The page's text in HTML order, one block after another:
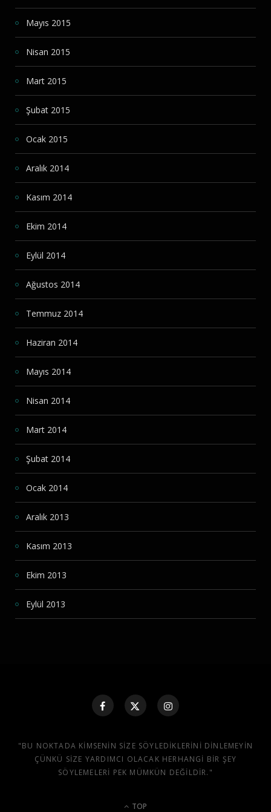
Mayıs 2015
Nisan 2015
Mart 2015
Şubat 2015
Ocak 2015
Aralık 2014
Kasım 2014
Ekim 2014
Eylül 2014
Ağustos 2014
Temmuz 2014
Haziran 2014
Mayıs 2014
Nisan 2014
Mart 2014
Şubat 2014
Ocak 2014
Aralık 2013
Kasım 2013
Ekim 2013
Eylül 2013
"BU NOKTADA KIMSENIN SIZE SÖYLEDIKLERINI DINLEMEYIN
ÇÜNKÜ SIZE YARDIMCI OLACAK HERHANGI BIR ŞEY
SÖYLEMELERI PEK MÜMKÜN DEĞILDIR."
TOP